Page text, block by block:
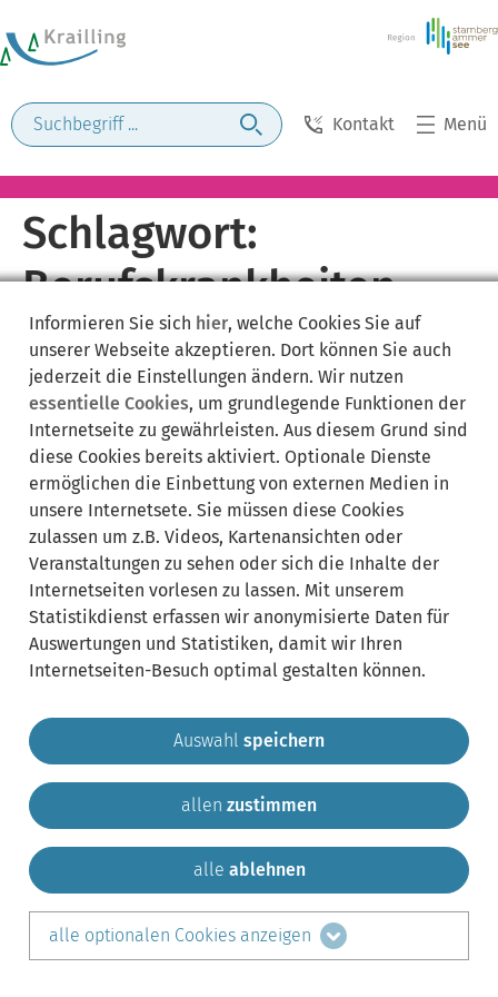
Kontakt Menü
Schlagwort:
Berufskrankheiten-
Anzeige
Gemeinde Krailling Impressum
Sitemap
Kontakt
teilen auf:
LinkedIn
Informieren Sie sich hier, welche Cookies Sie auf
unserer Webseite akzeptieren. Dort können Sie auch
jederzeit die Einstellungen ändern. Wir nutzen
essentielle Cookies, um grundlegende Funktionen der
Internetseite zu gewährleisten. Aus diesem Grund sind
diese Cookies bereits aktiviert. Optionale Dienste
ermöglichen die Einbettung von externen Medien in
unsere Internetsete. Sie müssen diese Cookies
zulassen um z.B. Videos, Kartenansichten oder
Veranstaltungen zu sehen oder sich die Inhalte der
Internetseiten vorlesen zu lassen. Mit unserem
Statistikdienst erfassen wir anonymisierte Daten für
Auswertungen und Statistiken, damit wir Ihren
Internetseiten-Besuch optimal gestalten können.
Auswahl speichern
allen zustimmen
alle ablehnen
alle optionalen Cookies anzeigen